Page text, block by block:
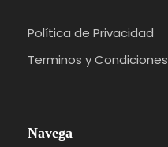
Política de Privacidad
Terminos y Condiciones
Navega